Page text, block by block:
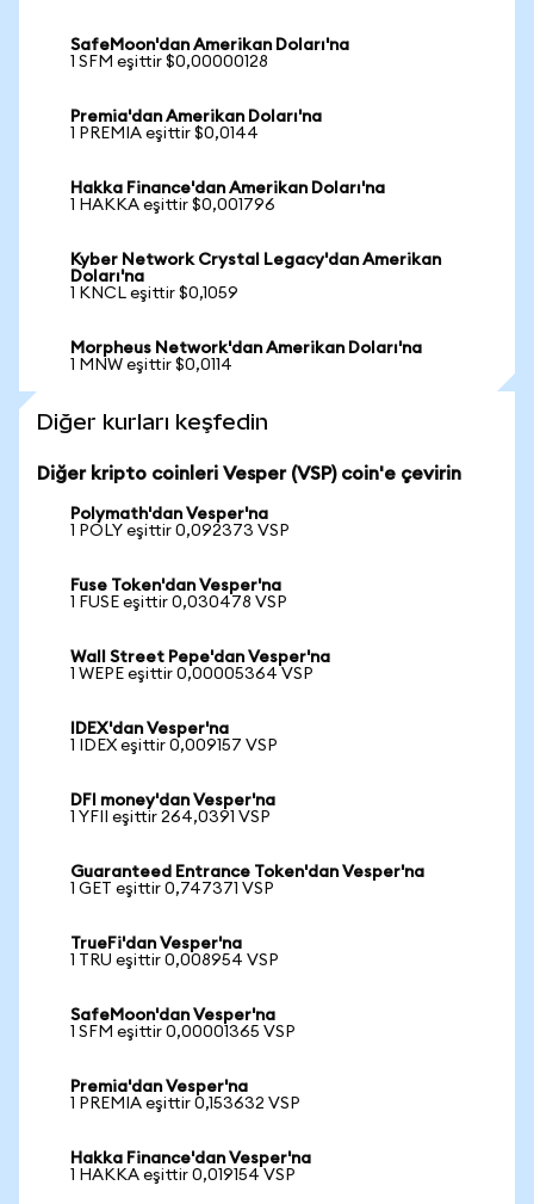
SafeMoon'dan Amerikan Doları'na
1 SFM eşittir $0,00000128
Premia'dan Amerikan Doları'na
1 PREMIA eşittir $0,0144
Hakka Finance'dan Amerikan Doları'na
1 HAKKA eşittir $0,001796
Kyber Network Crystal Legacy'dan Amerikan
Doları'na
1 KNCL eşittir $0,1059
Morpheus Network'dan Amerikan Doları'na
1 MNW eşittir $0,0114
Diğer kurları keşfedin
Diğer kripto coinleri Vesper (VSP) coin'e çevirin
Polymath'dan Vesper'na
1 POLY eşittir 0,092373 VSP
Fuse Token'dan Vesper'na
1 FUSE eşittir 0,030478 VSP
Wall Street Pepe'dan Vesper'na
1 WEPE eşittir 0,00005364 VSP
IDEX'dan Vesper'na
1 IDEX eşittir 0,009157 VSP
DFI money'dan Vesper'na
1 YFII eşittir 264,0391 VSP
Guaranteed Entrance Token'dan Vesper'na
1 GET eşittir 0,747371 VSP
TrueFi'dan Vesper'na
1 TRU eşittir 0,008954 VSP
SafeMoon'dan Vesper'na
1 SFM eşittir 0,00001365 VSP
Premia'dan Vesper'na
1 PREMIA eşittir 0,153632 VSP
Hakka Finance'dan Vesper'na
1 HAKKA eşittir 0,019154 VSP